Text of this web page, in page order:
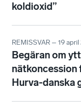
koldioxid”
REMISSVAR – 19
Begäran om
nätkoncession
Hurva-danska